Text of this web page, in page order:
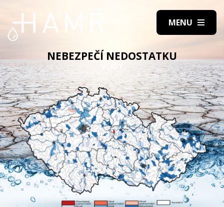
NEBEZPEČÍ NEDOSTATKU
VODY